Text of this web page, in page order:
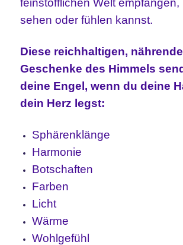
feinstofflichen Welt empfangen,
sehen oder fühlen kannst.
Diese reichhaltigen,
Geschenke des Himmels
deine Engel, wenn du deine
dein Herz legst:
Sphärenklänge
Harmonie
Botschaften
Farben
Licht
Wärme
Wohlgefühl